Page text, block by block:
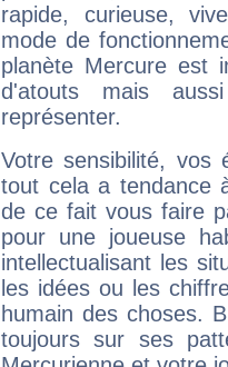
rapide, curieuse,
mode de
planète Mercure est
d'atouts mais
représenter.
Votre sensibilité,
tout cela a tendance
de ce fait vous faire
pour une joueuse
intellectualisant les
les idées ou les
humain des choses.
toujours sur ses